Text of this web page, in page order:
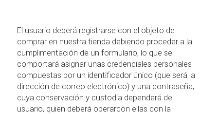
El usuario deberá registrarse con el objeto de
comprar en nuestra tienda debiendo proceder a la
cumplimentación de un formulario, lo que se
comportará asignar unas credenciales personales
compuestas por un identificador único (que será la
dirección de correo electrónico) y una contraseña,
cuya conservación y custodia dependerá del
usuario, quien deberá operarcon ellas con la